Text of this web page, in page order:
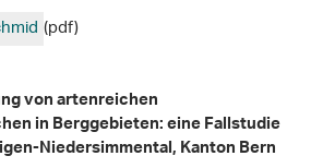
(pdf)
von artenreichen
in Berggebieten: eine Fallstudie
Niedersimmental, Kanton Bern